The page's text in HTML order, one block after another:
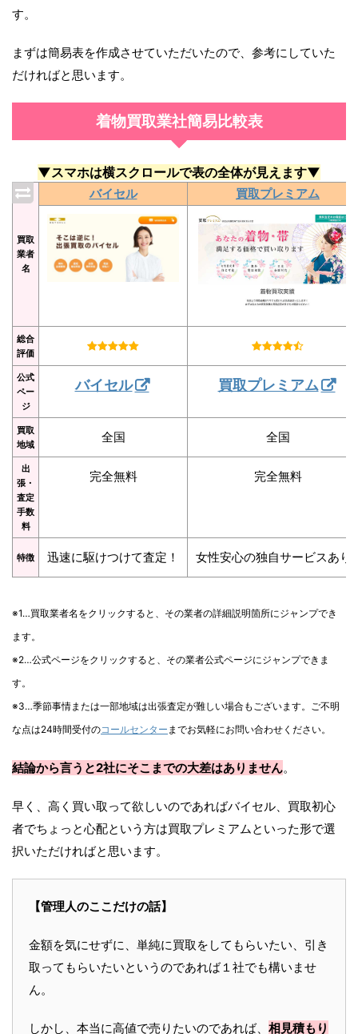
す。
まずは簡易表を作成させていただいたので、参考にしていた
だければと思います。
着物買取業社簡易比較表
▼スマホは横スクロールで表の全体が見えます▼
買取
業者
名
バイセル 買取プレミアム
総合
評価
公式
ペー
ジ
バイセル 買取プレミアム
買取
地域
全国 全国
出
張・
査定
手数
料
完全無料 完全無料
特徴 迅速に駆けつけて査定！ 女性安心の独自サービスあり
※1…買取業者名をクリックすると、その業者の詳細説明箇所にジャンプでき
ます。
※2…公式ページをクリックすると、その業者公式ページにジャンプできま
す。
※3…季節事情または一部地域は出張査定が難しい場合もございます。ご不明
な点は24時間受付のコールセンター までお気軽にお問い合わせください。
結論から言うと2社にそこまでの大差はありません。
早く、高く買い取って欲しいのであればバイセル、買取初心
者でちょっと心配という方は買取プレミアムといった形で選
択いただければと思います。
【管理人のここだけの話】
金額を気にせずに、単純に買取をしてもらいたい、引き
取ってもらいたいというのであれば１社でも構いませ
ん。
しかし、本当に高値で売りたいのであれば、 相見積もり